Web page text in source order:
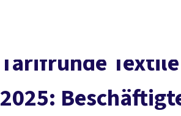
Service
Tarifrunde
2025: